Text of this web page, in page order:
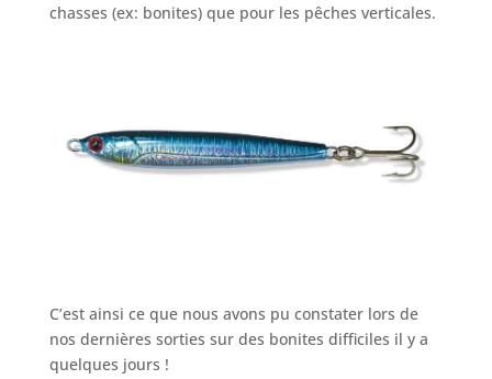
chasses (ex: bonites) que pour les pêches verticales.
C’est ainsi ce que nous avons pu constater lors de
nos dernières sorties sur des bonites difficiles il y a
quelques jours !